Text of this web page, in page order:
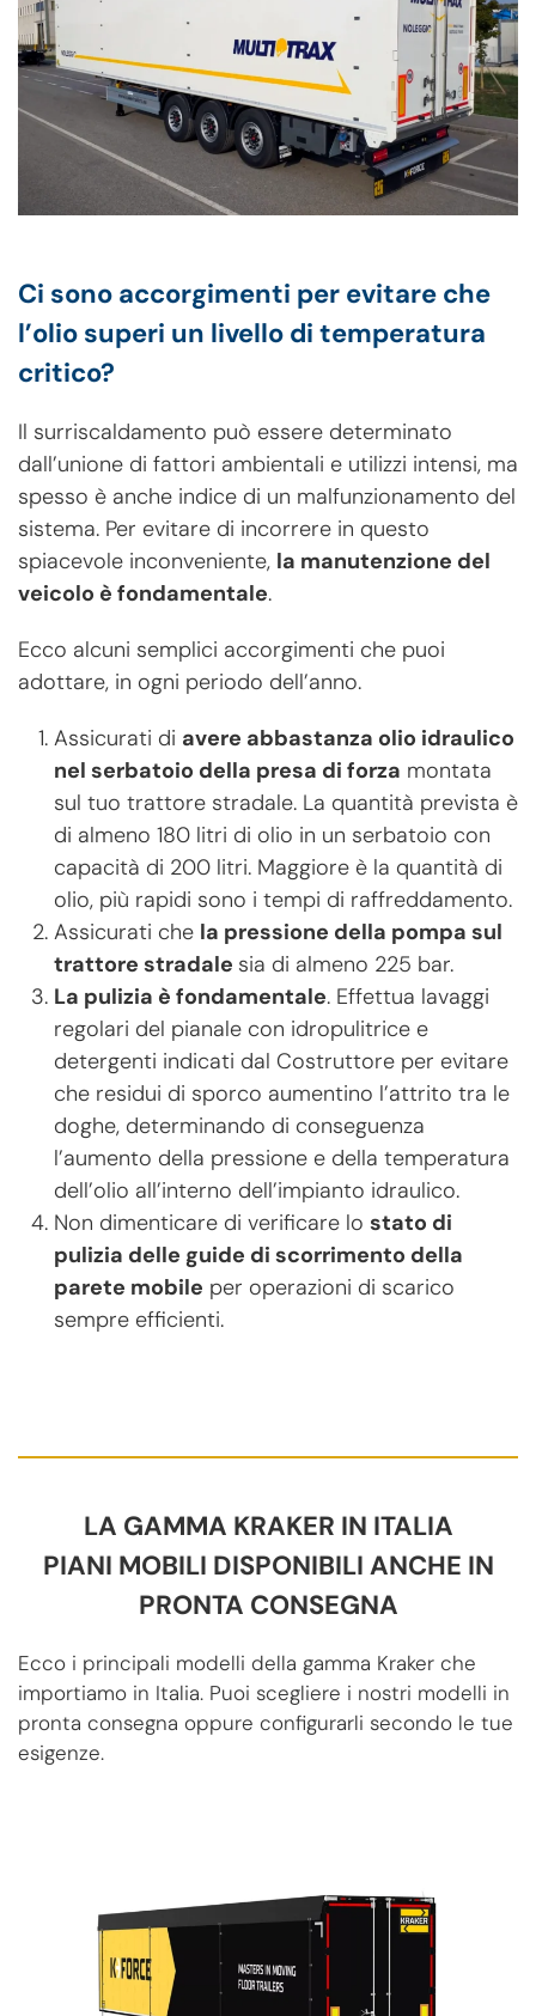
Ci sono accorgimenti per evitare che
l’olio superi un livello di temperatura
critico?
Il surriscaldamento può essere determinato
dall’unione di fattori ambientali e utilizzi intensi, ma
spesso è anche indice di un malfunzionamento del
sistema. Per evitare di incorrere in questo
spiacevole inconveniente, la manutenzione del
veicolo è fondamentale.
Ecco alcuni semplici accorgimenti che puoi
adottare, in ogni periodo dell’anno.
Assicurati di avere abbastanza olio idraulico
nel serbatoio della presa di forza montata
sul tuo trattore stradale. La quantità prevista è
di almeno 180 litri di olio in un serbatoio con
capacità di 200 litri. Maggiore è la quantità di
olio, più rapidi sono i tempi di raffreddamento.
Assicurati che la pressione della pompa sul
trattore stradale sia di almeno 225 bar.
La pulizia è fondamentale. Effettua lavaggi
regolari del pianale con idropulitrice e
detergenti indicati dal Costruttore per evitare
che residui di sporco aumentino l’attrito tra le
doghe, determinando di conseguenza
l’aumento della pressione e della temperatura
dell’olio all’interno dell’impianto idraulico.
Non dimenticare di verificare lo stato di
pulizia delle guide di scorrimento della
parete mobile per operazioni di scarico
sempre efficienti.
LA GAMMA KRAKER IN ITALIA
PIANI MOBILI DISPONIBILI ANCHE IN
PRONTA CONSEGNA
Ecco i principali modelli della gamma Kraker che
importiamo in Italia. Puoi scegliere i nostri modelli in
pronta consegna oppure configurarli secondo le tue
esigenze.